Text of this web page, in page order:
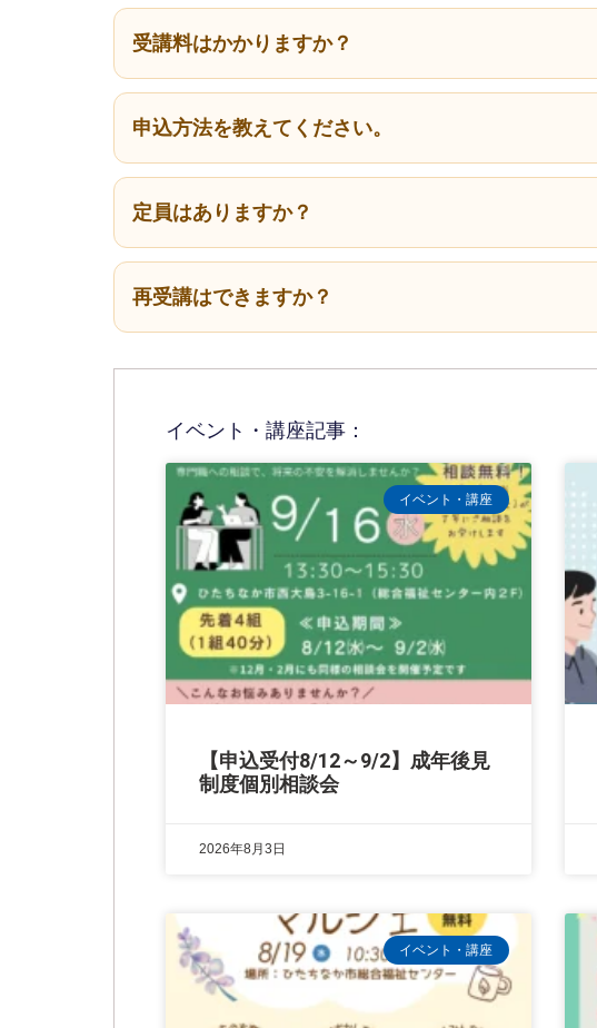
受講料はかかりますか？
申込方法を教えてください。
定員はありますか？
再受講はできますか？
イベント・講座記事：
イベント・講座
【申込受付8/12～9/2】成年後見
制度個別相談会
2026年8月3日
イベント・講座